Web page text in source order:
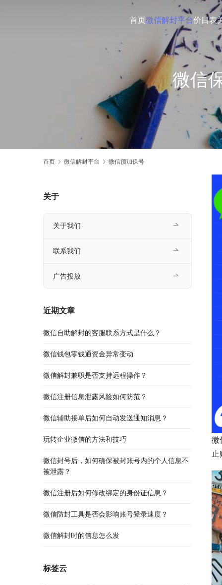
首页微信解封平台价目表
微信
首页 微信解封平台 微信预加保号
微
止
关于
关于我们
联系我们
广告投放
近期文章
微信自助解封的客服联系方式是什么？
微信钱包零钱通资金异常变动
微信解封兼职是否支持远程操作？
微信注册信息泄露风险如何防范？
微信辅助接单后如何自动发送通知消息？
玩转企业微信的方法和技巧
微信封号后，如何确保被封账号内的个人信息不
被泄露？
微信注册后如何修改绑定的身份证信息？
微信防封工具是否会影响账号登录速度？
微信解封时的信息怎么发
标签云